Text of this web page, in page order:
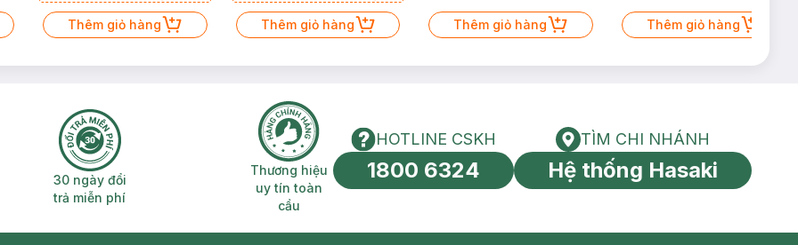
giỏ hàng Thêm giỏ hàng Thêm giỏ hàng
Mặt Cerave 30ml (SL có hạn)
Thêm giỏ hàng Thêm
30 ngày đổi trả miễn phí
30 ngày đổi
trả miễn phí
Thương hiệu uy tín toàn cầu
Thương hiệu
uy tín toàn
cầu
HOTLINE CSKH
HOTLINE CSKH
1800 6324
Tìm chi nhánh
TÌM CHI NHÁNH
Hệ thống Hasaki